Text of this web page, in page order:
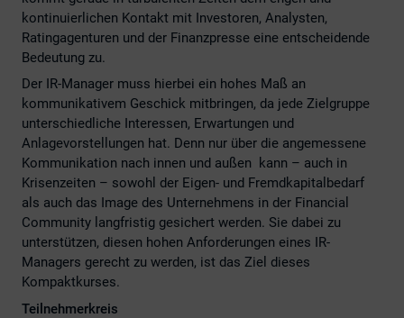
kontinuierlichen Kontakt mit Investoren, Analysten,
Ratingagenturen und der Finanzpresse eine entscheidende
Bedeutung zu.
Der IR-Manager muss hierbei ein hohes Maß an
kommunikativem Geschick mitbringen, da jede Zielgruppe
unterschiedliche Interessen, Erwartungen und
Anlagevorstellungen hat. Denn nur über die angemessene
Kommunikation nach innen und außen kann – auch in
Krisenzeiten – sowohl der Eigen- und Fremdkapitalbedarf
als auch das Image des Unternehmens in der Financial
Community langfristig gesichert werden. Sie dabei zu
unterstützen, diesen hohen Anforderungen eines IR-
Managers gerecht zu werden, ist das Ziel dieses
Kompaktkurses.
Teilnehmerkreis